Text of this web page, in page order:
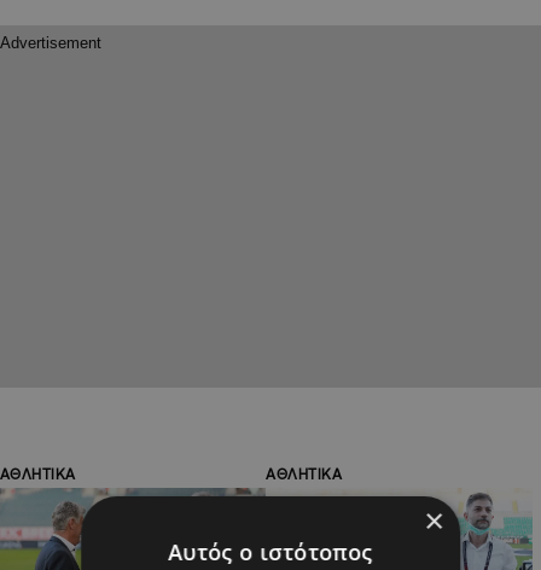
ΑΘΛΗΤΙΚΑ ΑΘΛΗΤΙΚΑ
×
Αυτός ο ιστότοπος